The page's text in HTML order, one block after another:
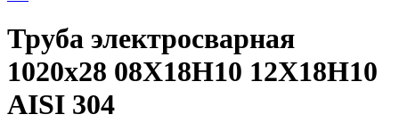
Труба электросварная
1020х28 08Х18Н10 12Х18Н10
AISI 304